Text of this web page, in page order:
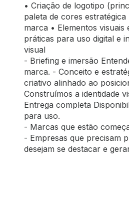
• Criação de logotipo
paleta de cores
marca • Elementos
práticas para uso digital e
visual
- Briefing e imersão
marca. - Conceito e
criativo alinhado ao
Construímos a identidade
Entrega completa
para uso.
- Marcas que estão
- Empresas que precisam
desejam se destacar e